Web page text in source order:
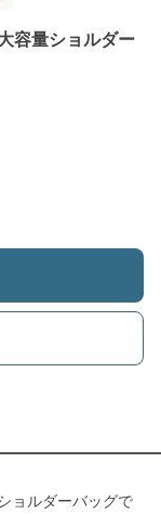
容量ショルダー
ョルダーバッグで